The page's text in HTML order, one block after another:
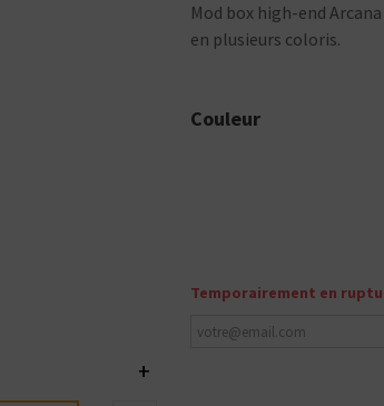
+
Mod box high-end
en plusieurs coloris.
Couleur
Temporairement en